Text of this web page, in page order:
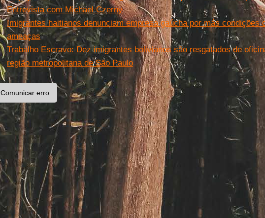
Entrevista com Michael Czerny
Imigrantes haitianos denunciam empresa gaúcha por más condições
ameaças
Trabalho Escravo: Dez imigrantes bolivianos são resgatados de
região metropolitana de São Paulo
Comunicar erro